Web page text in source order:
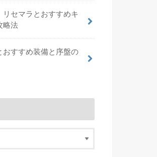
セマラとおすすめキ
略法
すすめ装備と序盤の